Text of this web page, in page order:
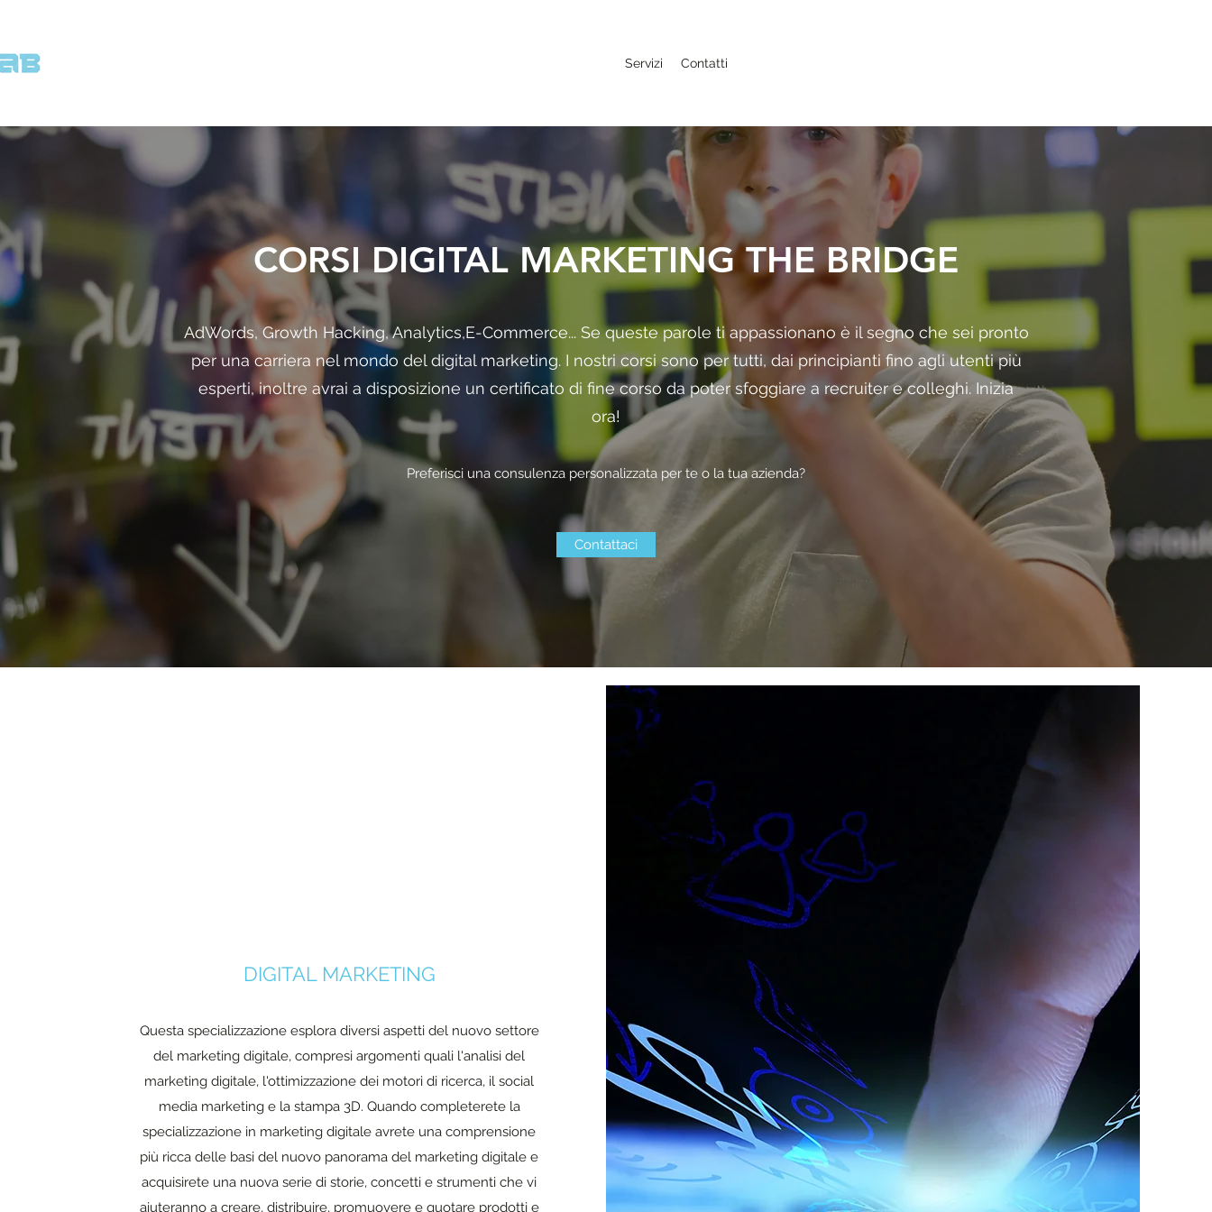
Servizi Contatti
CORSI DIGITAL MARKETING THE BRIDGE
AdWords, Growth Hacking, Analytics,E-Commerce... Se queste parole ti appassionano è il segno che sei pronto
per una carriera nel mondo del digital marketing. I nostri corsi sono per tutti, dai principianti fino agli utenti più
esperti, inoltre avrai a disposizione un certificato di fine corso da poter sfoggiare a recruiter e colleghi. Inizia
ora!
Preferisci una consulenza personalizzata per te o la tua azienda?
Contattaci
DIGITAL MARKETING
Questa specializzazione esplora diversi aspetti del nuovo settore
del marketing digitale, compresi argomenti quali l'analisi del
marketing digitale, l'ottimizzazione dei motori di ricerca, il social
media marketing e la stampa 3D. Quando completerete la
specializzazione in marketing digitale avrete una comprensione
più ricca delle basi del nuovo panorama del marketing digitale e
acquisirete una nuova serie di storie, concetti e strumenti che vi
aiuteranno a creare, distribuire, promuovere e quotare prodotti e